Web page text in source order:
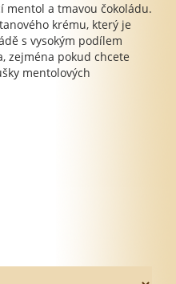
a tmavou čokoládu.
krému, který je
s vysokým podílem
zejména pokud chcete
mentolových